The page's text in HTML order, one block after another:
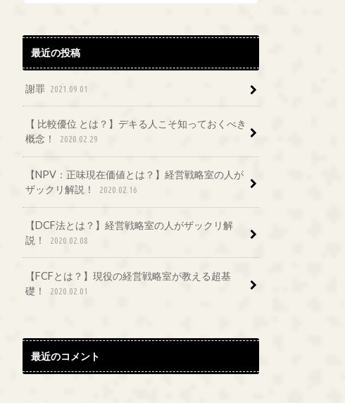
最近の投稿
謝罪 2021.09.01
【 比較優位 とは？】デキる人こそ知っておくべき
概念！
2020.02.29
【NPV：正味現在価値とは？】経営戦略室の人が
ザックリ解説！
2020.02.16
【DCF法とは？】経営戦略室の人がザックリ解
説！
2020.02.08
【FCFとは？】現役の経営戦略室が教える超基
礎！
2020.02.01
最近のコメント